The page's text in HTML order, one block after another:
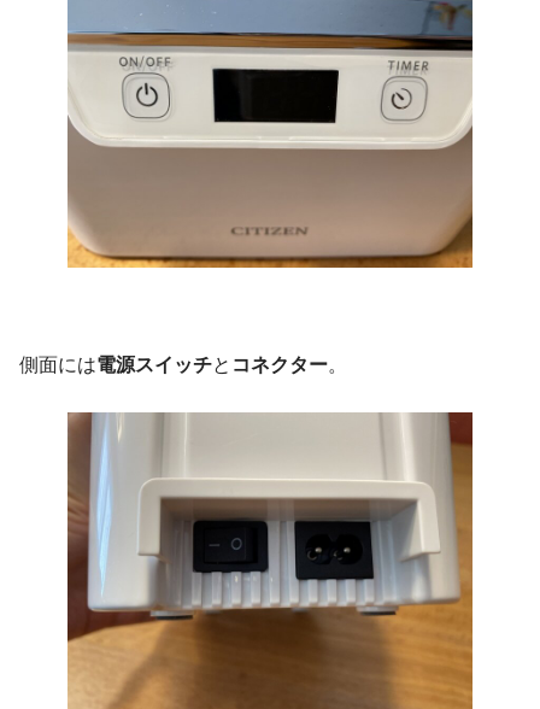
側面には電源スイッチと コネクター。